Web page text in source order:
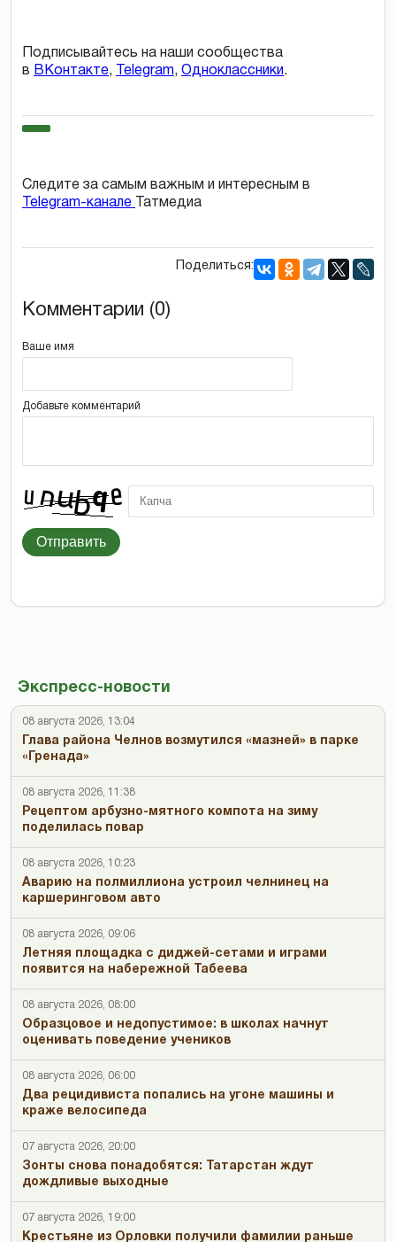
Экспресс-новости
08 августа 2026, 13:04
Глава района Челнов возмутился «мазней» в парке
«Гренада»
08 августа 2026, 11:38
Рецептом арбузно-мятного компота на зиму
поделилась повар
08 августа 2026, 10:23
Аварию на полмиллиона устроил челнинец на
каршеринговом авто
08 августа 2026, 09:06
Летняя площадка с диджей-сетами и играми
появится на набережной Табеева
08 августа 2026, 08:00
Образцовое и недопустимое: в школах начнут
оценивать поведение учеников
08 августа 2026, 06:00
Два рецидивиста попались на угоне машины и
краже велосипеда
07 августа 2026, 20:00
Зонты снова понадобятся: Татарстан ждут
дождливые выходные
07 августа 2026, 19:00
Крестьяне из Орловки получили фамилии раньше
Подписывайтесь на наши сообщества
в ВКонтакте, Telegram, Одноклассники.
Следите за самым важным и интересным в
Telegram-канале
Татмедиа
Поделиться:
Комментарии (0)
Ваше имя
Добавьте комментарий
Отправить